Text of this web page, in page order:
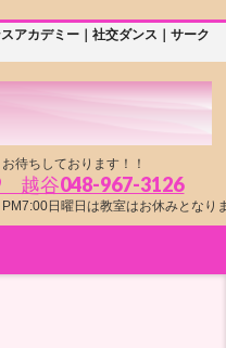
アカデミー｜社交ダンス｜サーク
待ちしております！！
越谷048-967-3126
日曜日は教室はお休みとなり